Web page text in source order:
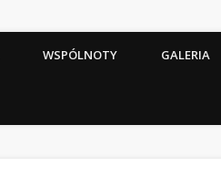
WSPÓLNOTY GALERIA